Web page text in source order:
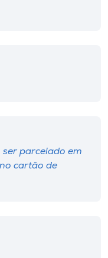
parcelado em
cartão de